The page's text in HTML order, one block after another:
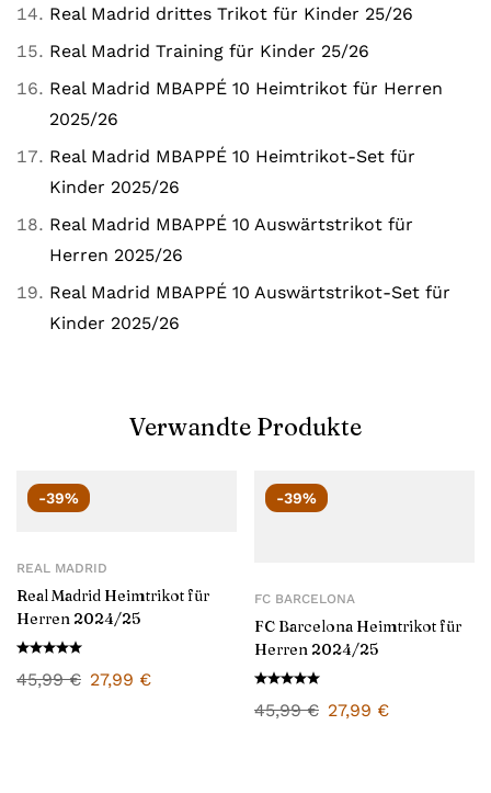
Real Madrid drittes Trikot für Kinder 25/26
Real Madrid Training für Kinder 25/26
Real Madrid MBAPPÉ 10 Heimtrikot für Herren
2025/26
Real Madrid MBAPPÉ 10 Heimtrikot-Set für
Kinder 2025/26
Real Madrid MBAPPÉ 10 Auswärtstrikot für
Herren 2025/26
Real Madrid MBAPPÉ 10 Auswärtstrikot-Set für
Kinder 2025/26
Verwandte Produkte
-39%
REAL MADRID
Real Madrid Heimtrikot für
Herren 2024/25
45,99€ 27,99 €
-39%
FC BARCELONA
FC Barcelona Heimtrikot für
Herren 2024/25
45,99€ 27,99 €